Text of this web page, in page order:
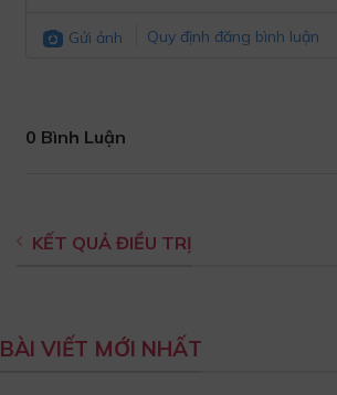
Gửi ảnh Quy định đăng bình luận
0 Bình Luận
KẾT QUẢ ĐIỀU TRỊ
BÀI VIẾT MỚI NHẤT